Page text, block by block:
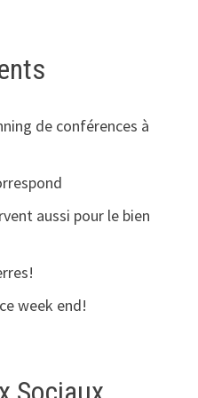
de conférences à
aussi pour le bien
week end!